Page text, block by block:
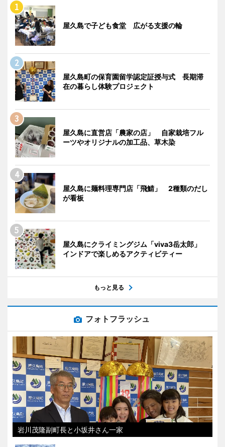
屋久島で子ども食堂 広がる支援の輪
屋久島町の保育園留学認定証授与式 長期滞
在の暮らし体験プロジェクト
屋久島に直営店「農家の店」 自家栽培フル
ーツやオリジナルの加工品、草木染
屋久島に麺料理専門店「飛鯖」 2種類のだし
が看板
屋久島にクライミングジム「viva3岳太郎」
インドアで楽しめるアクティビティー
もっと見る
フォトフラッシュ
岩川茂隆副町長と小坂井さん一家